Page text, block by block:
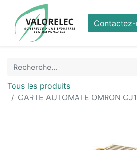
Contactez-
Tous les produits
CARTE AUTOMATE OMRON